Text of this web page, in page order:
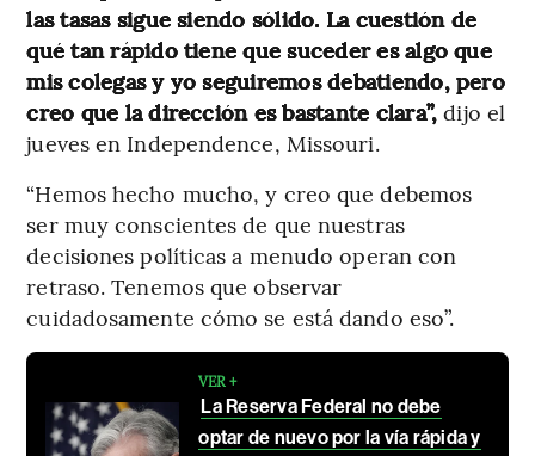
las tasas sigue siendo sólido. La cuestión de
qué tan rápido tiene que suceder es algo que
mis colegas y yo seguiremos debatiendo, pero
creo que la dirección es bastante clara”, dijo el
jueves en Independence, Missouri.
“Hemos hecho mucho, y creo que debemos
ser muy conscientes de que nuestras
decisiones políticas a menudo operan con
retraso. Tenemos que observar
cuidadosamente cómo se está dando eso”.
VER +
La Reserva Federal no debe
optar de nuevo por la vía rápida y